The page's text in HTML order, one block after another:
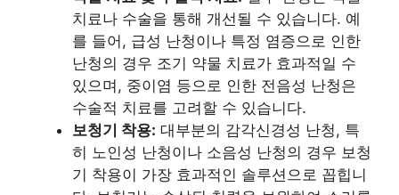
치료나 수술을 통해 개선될 수 있습니다. 예
를 들어, 급성 난청이나 특정 염증으로 인한
난청의 경우 조기 약물 치료가 효과적일 수
있으며, 중이염 등으로 인한 전음성 난청은
수술적 치료를 고려할 수 있습니다.
보청기 착용: 대부분의 감각신경성 난청, 특
히 노인성 난청이나 소음성 난청의 경우 보청
기 착용이 가장 효과적인 솔루션으로 꼽힙니